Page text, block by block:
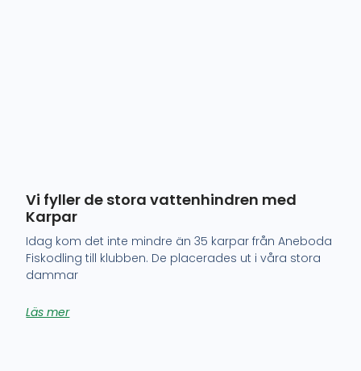
Vi fyller de stora vattenhindren med
Karpar
Idag kom det inte mindre än 35 karpar från Aneboda
Fiskodling till klubben. De placerades ut i våra stora
dammar
Läs mer